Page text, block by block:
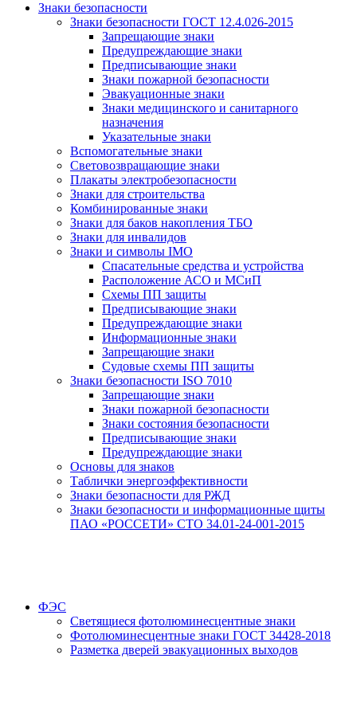
Знаки безопасности
Знаки безопасности ГОСТ 12.4.026-2015
Запрещающие знаки
Предупреждающие знаки
Предписывающие знаки
Знаки пожарной безопасности
Эвакуационные знаки
Знаки медицинского и санитарного
назначения
Указательные знаки
Вспомогательные знаки
Световозвращающие знаки
Плакаты электробезопасности
Знаки для строительства
Комбинированные знаки
Знаки для баков накопления ТБО
Знаки для инвалидов
Знаки и символы IMO
Спасательные средства и устройства
Расположение АСО и МСиП
Схемы ПП защиты
Предписывающие знаки
Предупреждающие знаки
Информационные знаки
Запрещающие знаки
Судовые схемы ПП защиты
Знаки безопасности ISO 7010
Запрещающие знаки
Знаки пожарной безопасности
Знаки состояния безопасности
Предписывающие знаки
Предупреждающие знаки
Основы для знаков
Таблички энергоэффективности
Знаки безопасности для РЖД
Знаки безопасности и информационные щиты
ПАО «РОССЕТИ» СТО 34.01-24-001-2015
ФЭС
Светящиеся фотолюминесцентные знаки
Фотолюминесцентные знаки ГОСТ 34428-2018
Разметка дверей эвакуационных выходов